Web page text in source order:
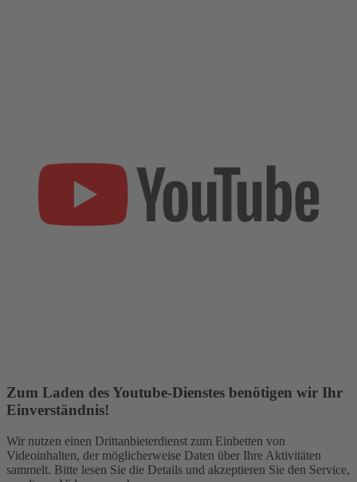
Zum Laden des Youtube-Dienstes benötigen wir Ihr
Einverständnis!
Wir nutzen einen Drittanbieterdienst zum Einbetten von
Videoinhalten, der möglicherweise Daten über Ihre Aktivitäten
sammelt. Bitte lesen Sie die Details und akzeptieren Sie den Service,